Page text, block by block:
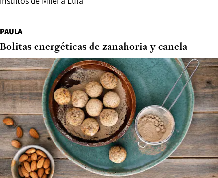
PAULA
Bolitas energéticas de zanahoria y canela